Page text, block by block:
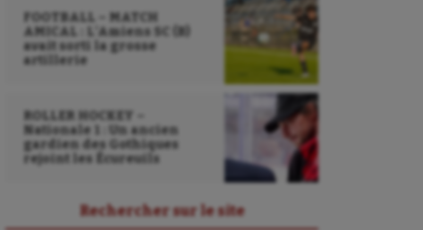
FOOTBALL – MATCH
AMICAL : L’Amiens SC (B)
avait sorti la grosse
artillerie
ROLLER HOCKEY –
Nationale 1 : Un ancien
gardien des Gothiques
rejoint les Écureuils
Rechercher sur le site